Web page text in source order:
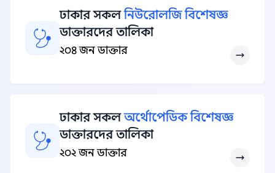
ঢাকার সকলনিউরোলজি বিশেষজ্ঞ
ডাক্তারদের তালিকা
২০৪ জন ডাক্তার
ঢাকার সকলঅর্থোপেডিক বিশেষজ্ঞ
ডাক্তারদের তালিকা
২০২ জন ডাক্তার